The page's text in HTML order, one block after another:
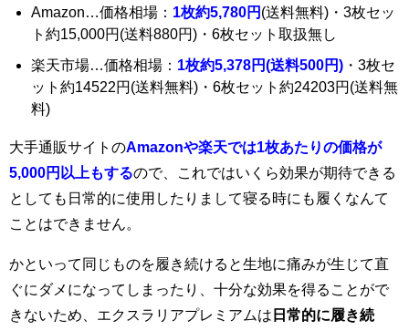
Amazon…価格相場： 1枚約5,780円 (送料無料)・3枚セッ
ト約15,000円(送料880円)・6枚セット取扱無し
楽天市場…価格相場： 1枚約5,378円(送料500円) ・3枚セ
ット約14522円(送料無料)・6枚セット約24203円(送料無
料)
大手通販サイトのAmazonや楽天では1枚あたりの価格が
5,000円以上もするので、これではいくら効果が期待できる
としても日常的に使用したりまして寝る時にも履くなんて
ことはできません。
かといって同じものを履き続けると生地に痛みが生じて直
ぐにダメになってしまったり、十分な効果を得ることがで
きないため、エクスラリアプレミアムは 日常的に履き続